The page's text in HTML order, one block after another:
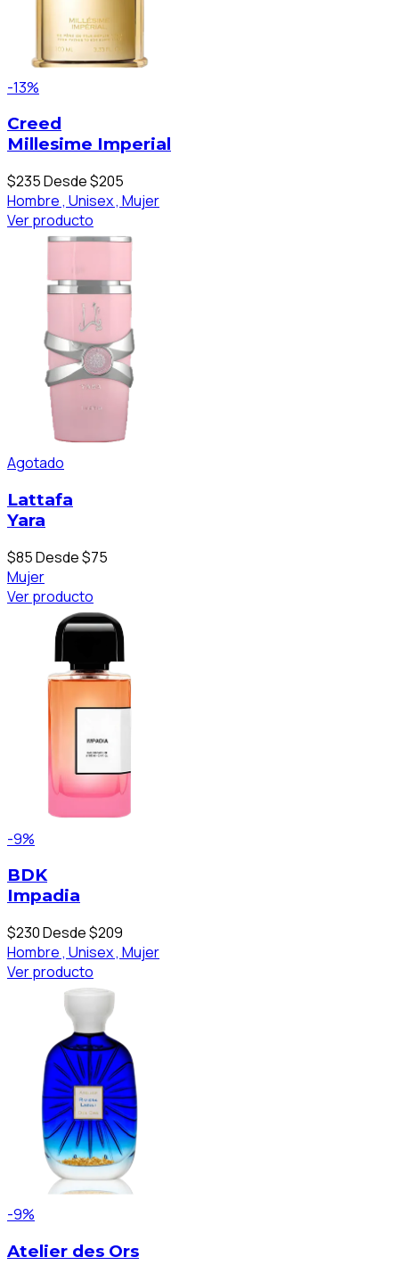
-13%
Creed
Millesime Imperial
$235Desde $205
Hombre , Unisex , Mujer
Ver producto
Agotado
Lattafa
Yara
$85Desde $75
Mujer
Ver producto
-9%
BDK
Impadia
$230Desde $209
Hombre , Unisex , Mujer
Ver producto
-9%
Atelier des Ors